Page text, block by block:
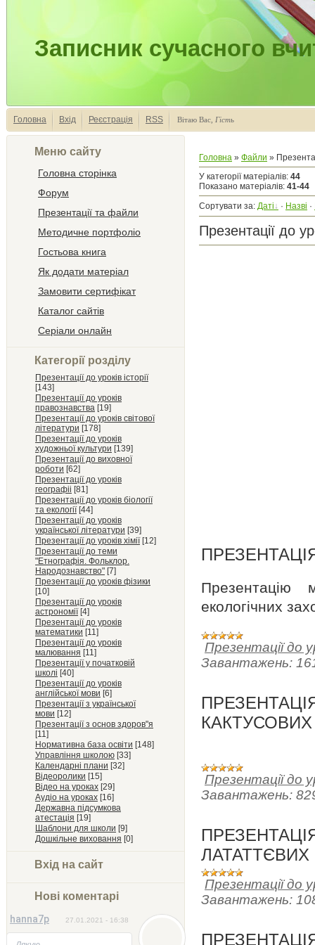
Записник сучасного
Головна Вхід Реєстрація RSS Вітаю Вас Гість
Меню сайту
Головна сторінка
Форум
Презентації та файли
Методичне портфоліо
Гостьова книга
Як додати матеріал
Замовити сертифікат
Каталог сайтів
Серіали онлайн
Категорії розділу
Презентації до уроків історії
[143]
Презентації до уроків
правознавства [19]
Презентації до уроків світової
літератури [178]
Презентації до уроків
художньої культури [139]
Презентації до виховної
роботи [62]
Презентації до уроків
географіі [81]
Презентації до уроків біології
та екології [44]
Презентації до уроків
української літератури [39]
Презентації до уроків хімії [12]
Презентації до теми
"Етнографія. Фольклор.
Народознавство" [7]
Презентації до уроків фізики
[10]
Презентації до уроків
астрономії [4]
Презентації до уроків
математики [11]
Презентації до уроків
малювання [11]
Презентації у початковій
школі [40]
Презентації до уроків
англійської мови [6]
Презентації з української
мови [12]
Презентації з основ здоров"я
[11]
Нормативна база освіти [148]
Управління школою [33]
Календарні плани [32]
Відеоролики [15]
Відео на уроках [29]
Аудіо на уроках [16]
Державна підсумкова
атестація [19]
Шаблони для школи [9]
Дошкільне виховання [0]
Вхід на сайт
Нові коментарі
hanna7p 27.01.2021 - 16:38
Головна » Файли »
У категорії матеріалів: 44
Показано матеріалів: 41-44
Сортувати за: Даті · Назві ·
Презентації до
Презентацію
екологічних
Презентації до
Завантажень:
КАКТУСОВИХ
Презентації до
Завантажень:
ЛАТАТТЄВИХ
Презентації до
Завантажень: